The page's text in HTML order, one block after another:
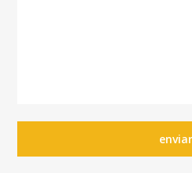
enviar